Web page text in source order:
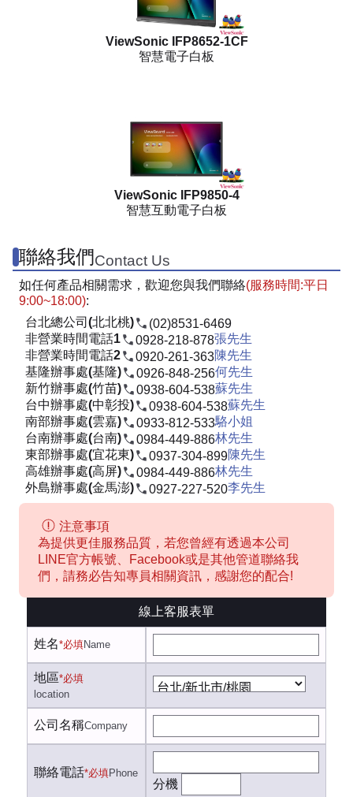
ViewSonic IFP8652-1CF
智慧電子白板
ViewSonic IFP9850-4
智慧互動電子白板
聯絡我們Contact Us
如任何產品相關需求，歡迎您與我們聯絡(服務時間:平日
9:00~18:00):
台北總公司(北北桃)
(02)8531-6469
非營業時間電話1
0928-218-878張先生
非營業時間電話2
0920-261-363陳先生
基隆辦事處(基隆)
0926-848-256何先生
新竹辦事處(竹苗)
0938-604-538蘇先生
台中辦事處(中彰投)
0938-604-538蘇先生
南部辦事處(雲嘉)
0933-812-533駱小姐
台南辦事處(台南)
0984-449-886林先生
東部辦事處(宜花東)
0937-304-899陳先生
高雄辦事處(高屏)
0984-449-886林先生
外島辦事處(金馬澎)
0927-227-520李先生
注意事項
為提供更佳服務品質，若您曾經有透過本公司
LINE官方帳號、Facebook或是其他管道聯絡我
們，請務必告知專員相關資訊，感謝您的配合!
線上客服表單
姓名*必填Name
地區*必填
location
公司名稱Company
聯絡電話*必填Phone
分機